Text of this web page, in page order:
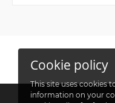
Cookie policy
This site uses cookies
information on your